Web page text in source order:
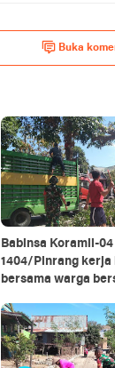
Buka
Babinsa Koramil-
1404/Pinrang kerja
bersama warga